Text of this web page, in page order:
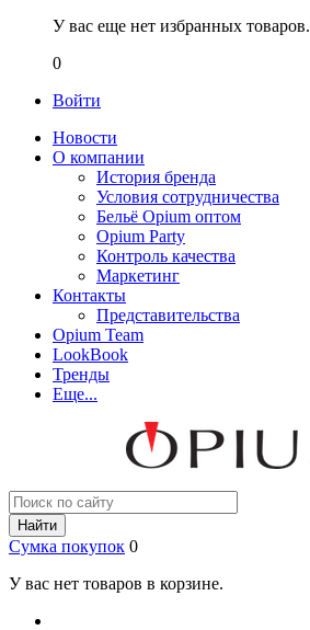
У вас еще нет избранных товаров.
0
Войти
Новости
О компании
История бренда
Условия сотрудничества
Бельё Opium оптом
Opium Party
Контроль качества
Маркетинг
Контакты
Представительства
Opium Team
LookBook
Тренды
Еще...
Найти
Сумка покупок 0
У вас нет товаров в корзине.